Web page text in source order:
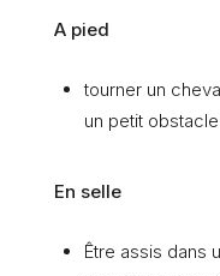
A pied
tourner un
un petit
En selle
Être assis dans